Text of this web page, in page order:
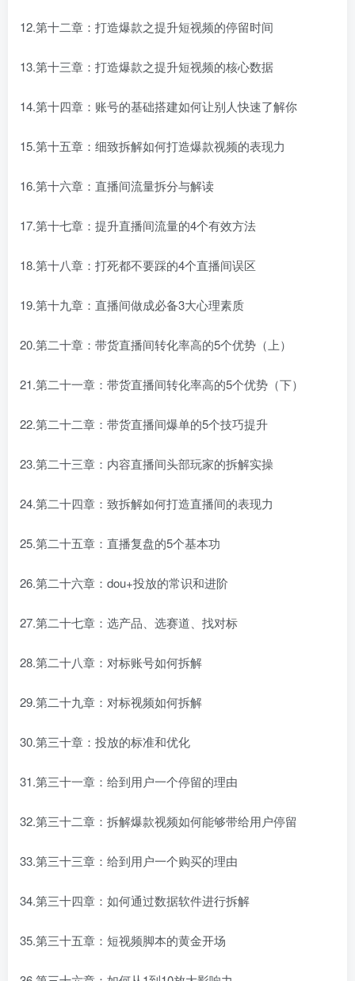
12.第十二章：打造爆款之提升短视频的停留时间
13.第十三章：打造爆款之提升短视频的核心数据
14.第十四章：账号的基础搭建如何让别人快速了解你
15.第十五章：细致拆解如何打造爆款视频的表现力
16.第十六章：直播间流量拆分与解读
17.第十七章：提升直播间流量的4个有效方法
18.第十八章：打死都不要踩的4个直播间误区
19.第十九章：直播间做成必备3大心理素质
20.第二十章：带货直播间转化率高的5个优势（上）
21.第二十一章：带货直播间转化率高的5个优势（下）
22.第二十二章：带货直播间爆单的5个技巧提升
23.第二十三章：内容直播间头部玩家的拆解实操
24.第二十四章：致拆解如何打造直播间的表现力
25.第二十五章：直播复盘的5个基本功
26.第二十六章：dou+投放的常识和进阶
27.第二十七章：选产品、选赛道、找对标
28.第二十八章：对标账号如何拆解
29.第二十九章：对标视频如何拆解
30.第三十章：投放的标准和优化
31.第三十一章：给到用户一个停留的理由
32.第三十二章：拆解爆款视频如何能够带给用户停留
33.第三十三章：给到用户一个购买的理由
34.第三十四章：如何通过数据软件进行拆解
35.第三十五章：短视频脚本的黄金开场